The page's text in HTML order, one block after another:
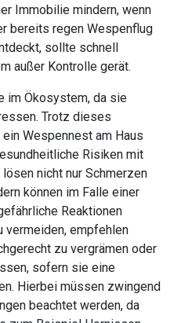
Immobilie mindern, wenn
bereits regen Wespenflug
sollte schnell
außer Kontrolle gerät.
im Ökosystem, da sie
Trotz dieses
Wespennest am Haus
Risiken mit
nicht nur Schmerzen
können im Falle einer
Reaktionen
vermeiden, empfehlen
zu vergrämen oder
sofern sie eine
Hierbei müssen zwingend
beachtet werden, da